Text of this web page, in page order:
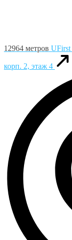
12964 метров UFirst
корп. 2, этаж 4